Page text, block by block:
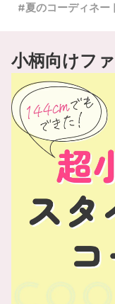
夏のコーディネー
小柄向けフ